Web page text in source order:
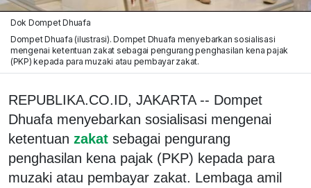
Dok Dompet Dhuafa
Dompet Dhuafa (ilustrasi). Dompet Dhuafa menyebarkan sosialisasi
mengenai ketentuan zakat sebagai pengurang penghasilan kena pajak
(PKP) kepada para muzaki atau pembayar zakat.
REPUBLIKA.CO.ID, JAKARTA -- Dompet
Dhuafa menyebarkan sosialisasi mengenai
ketentuan zakat sebagai pengurang
penghasilan kena pajak (PKP) kepada para
muzaki atau pembayar zakat. Lembaga amil